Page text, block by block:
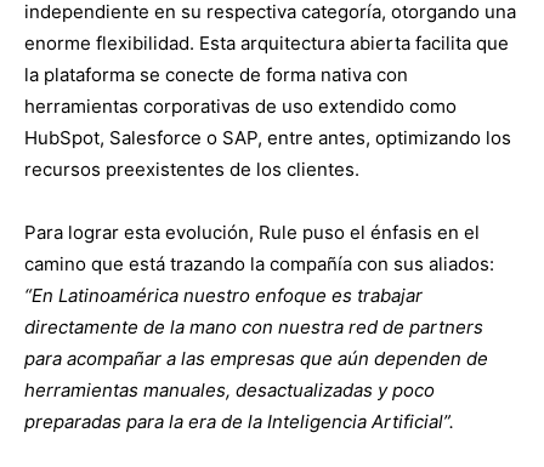
independiente en su respectiva categoría, otorgando una
enorme flexibilidad. Esta arquitectura abierta facilita que
la plataforma se conecte de forma nativa con
herramientas corporativas de uso extendido como
HubSpot, Salesforce o SAP, entre antes, optimizando los
recursos preexistentes de los clientes.
Para lograr esta evolución, Rule puso el énfasis en el
camino que está trazando la compañía con sus aliados:
“En Latinoamérica nuestro enfoque es trabajar
directamente de la mano con nuestra red de partners
para acompañar a las empresas que aún dependen de
herramientas manuales, desactualizadas y poco
preparadas para la era de la Inteligencia Artificial”.